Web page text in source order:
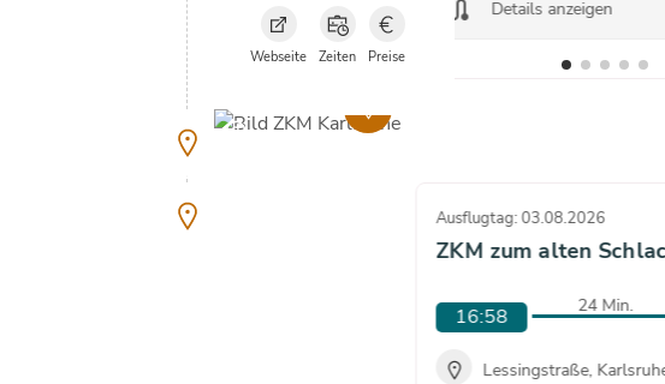
route Details anzeigen
copyright
Webseite Zeiten Preise
Ausflugtag: 03.08.2026
ZKM zum alten
16:58 24 Min.
Lessingstraße,